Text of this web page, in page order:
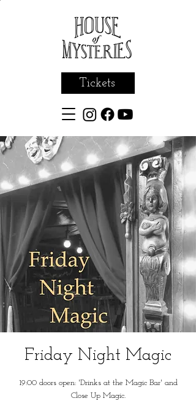
Tickets
Friday Night Magic
19:00 doors open: 'Drinks at the Magic Bar' and
Close Up Magic.